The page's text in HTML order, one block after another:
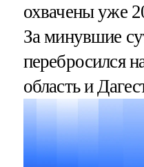
охвачены уже
За минувшие
перебросился
область и